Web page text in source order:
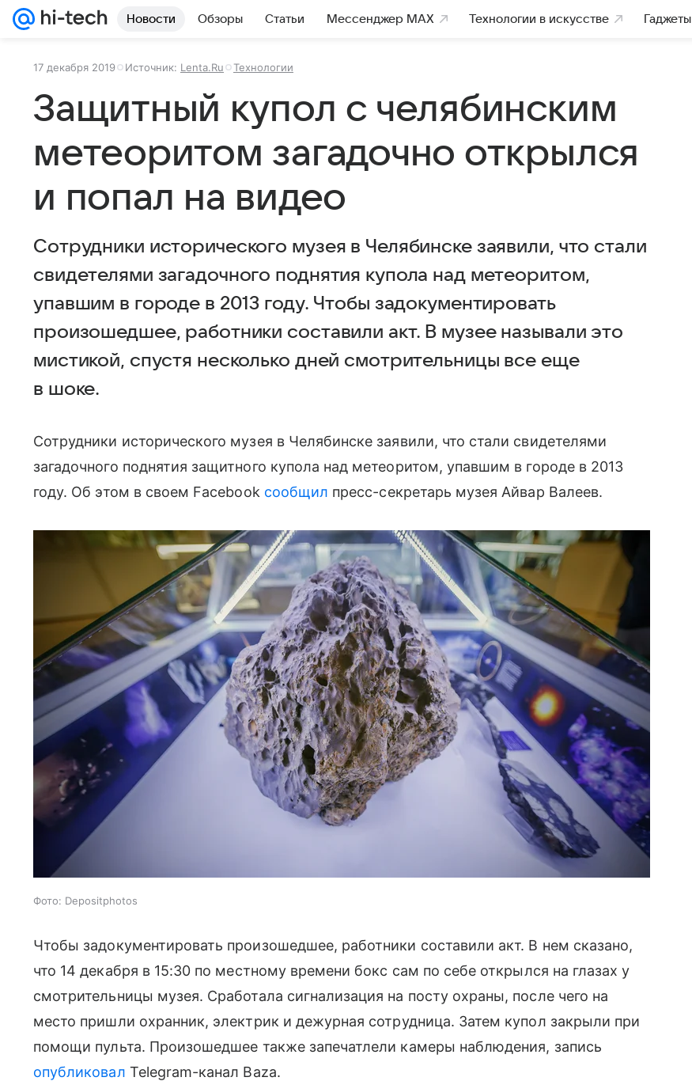
Новости Обзоры Статьи Мессенджер MAX Технологии в искусстве Гаджеты
17 декабря 2019 Источник: Lenta.Ru Технологии
Защитный купол с челябинским
метеоритом загадочно открылся
и попал на видео
Сотрудники исторического музея в Челябинске заявили, что стали
свидетелями загадочного поднятия купола над метеоритом,
упавшим в городе в 2013 году. Чтобы задокументировать
произошедшее, работники составили акт. В музее называли это
мистикой, спустя несколько дней смотрительницы все еще
в шоке.
Сотрудники исторического музея в Челябинске заявили, что стали свидетелями
загадочного поднятия защитного купола над метеоритом, упавшим в городе в 2013
году. Об этом в своем Facebook сообщил пресс-секретарь музея Айвар Валеев.
Фото: Depositphotos
Чтобы задокументировать произошедшее, работники составили акт. В нем сказано,
что 14 декабря в 15:30 по местному времени бокс сам по себе открылся на глазах у
смотрительницы музея. Сработала сигнализация на посту охраны, после чего на
место пришли охранник, электрик и дежурная сотрудница. Затем купол закрыли при
помощи пульта. Произошедшее также запечатлели камеры наблюдения, запись
опубликовал Telegram-канал Baza.